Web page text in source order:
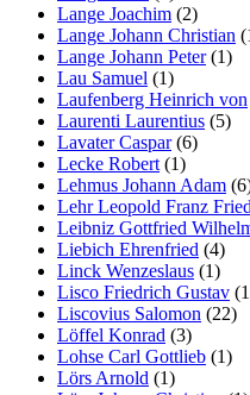
Lange Joachim (2)
Lange Johann Christian
Lange Johann Peter(1)
Lau Samuel (1)
Laufenberg Heinrich von
Laurenti Laurentius (5)
Lavater Caspar(6)
Lecke Robert (1)
Lehmus Johann Adam
Lehr Leopold Franz
Leibniz Gottfried
Liebich Ehrenfried (4)
Linck Wenzeslaus (1)
Lisco Friedrich Gustav
Liscovius Salomon (22)
Löffel Konrad (3)
Lohse Carl Gottlieb (1)
Lörs Arnold (1)